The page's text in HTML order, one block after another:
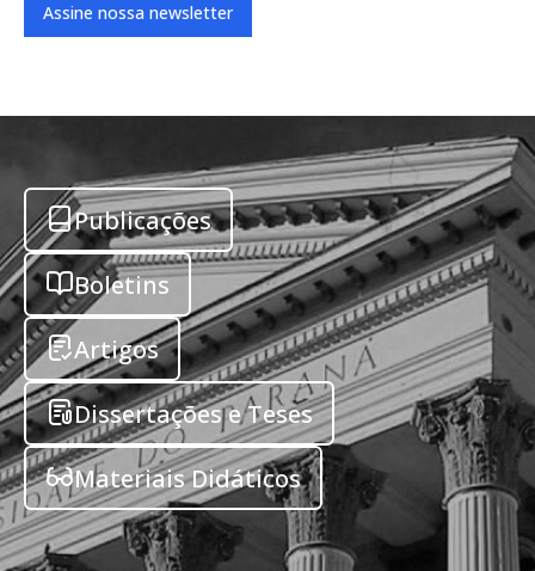
Assine nossa newsletter
Publicações
Boletins
Artigos
Dissertações e Teses
Materiais Didáticos